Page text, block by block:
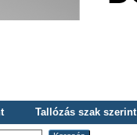
Tallózás szak szerint